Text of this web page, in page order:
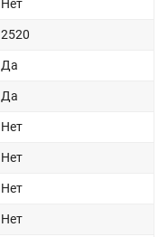
Нет
2520
Да
Да
Нет
Нет
Нет
Нет